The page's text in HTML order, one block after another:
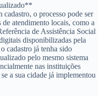
cadastro, o processo pode ser
atendimento locais, como a
de Assistência Social
disponibilizadas pela
cadastro já tenha sido
pelo mesmo sistema
nas instituições
a sua cidade já implementou